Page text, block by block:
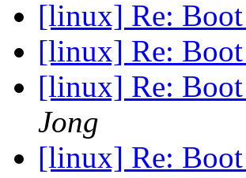
[linux] Re:
[linux] Re:
[linux] Re:
Jong
[linux] Re: